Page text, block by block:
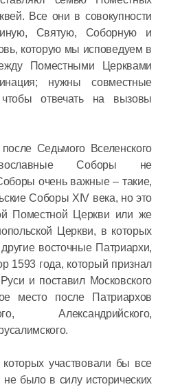
Все они в совокупности
Святую, Соборную и
которую мы исповедуем в
Поместными Церквами
нужны совместные
отвечать на вызовы
Седьмого Вселенского
Соборы не
очень важные – такие,
Соборы XIV века, но это
Поместной Церкви или же
Церкви, в которых
восточные Патриархи,
1593 года, который признал
и поставил Московского
место после Патриархов
Александрийского,
участвовали бы все
было в силу исторических